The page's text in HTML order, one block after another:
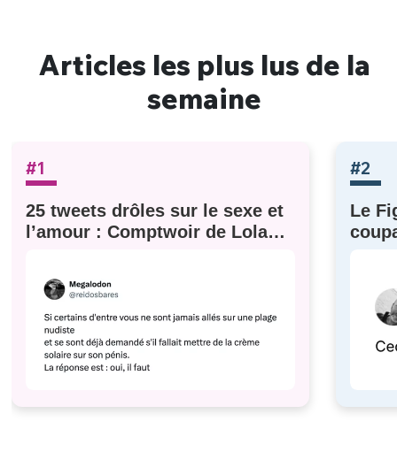
Articles les plus lus de la
semaine
#1
25 tweets drôles sur le sexe et
l’amour : Comptwoir de Lola
#2
Le